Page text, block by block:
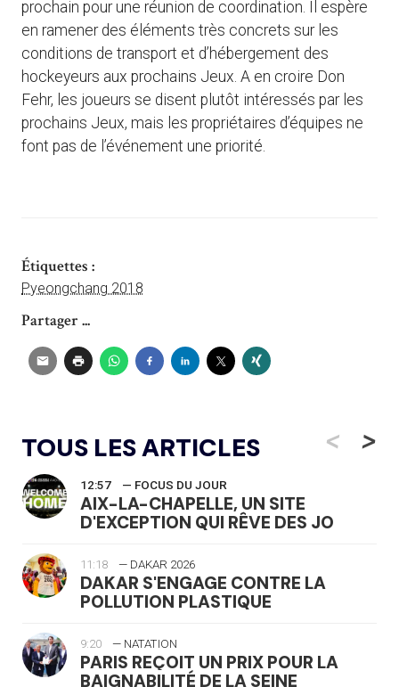
prochain pour une réunion de coordination. Il espère
en ramener des éléments très concrets sur les
conditions de transport et d’hébergement des
hockeyeurs aux prochains Jeux. A en croire Don
Fehr, les joueurs se disent plutôt intéressés par les
prochains Jeux, mais les propriétaires d’équipes ne
font pas de l’événement une priorité.
Étiquettes :
Pyeongchang 2018
Partager ...
TOUS LES ARTICLES <
12:57 — FOCUS DU JOUR
AIX-LA-CHAPELLE, UN SITE
D'EXCEPTION QUI RÊVE DES JO
11:18 — DAKAR 2026
DAKAR S'ENGAGE CONTRE LA
POLLUTION PLASTIQUE
9:20 — NATATION
PARIS REÇOIT UN PRIX POUR LA
BAIGNABILITÉ DE LA SEINE
>